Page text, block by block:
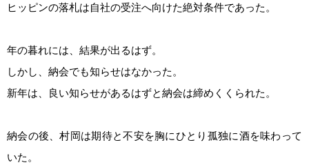
ヒッピンの落札は自社の受注へ向けた絶対条件であった。
年の暮れには、結果が出るはず。
しかし、納会でも知らせはなかった。
新年は、良い知らせがあるはずと納会は締めくくられた。
納会の後、村岡は期待と不安を胸にひとり孤独に酒を味わって
いた。